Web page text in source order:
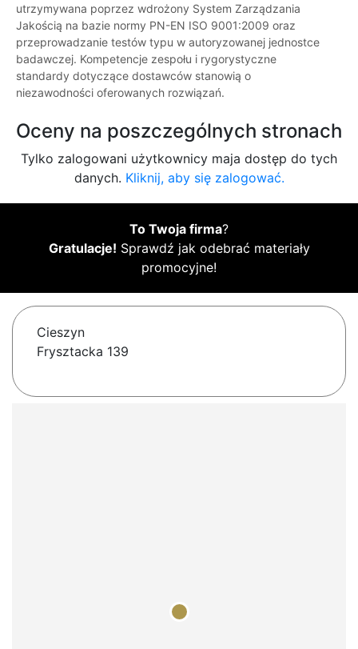
utrzymywana poprzez wdrożony System Zarządzania
Jakością na bazie normy PN-EN ISO 9001:2009 oraz
przeprowadzanie testów typu w autoryzowanej jednostce
badawczej. Kompetencje zespołu i rygorystyczne
standardy dotyczące dostawców stanowią o
niezawodności oferowanych rozwiązań.
Oceny na poszczególnych stronach
Tylko zalogowani użytkownicy maja dostęp do tych
danych. Kliknij, aby się zalogować.
To Twoja firma?
Gratulacje! Sprawdź jak odebrać materiały
promocyjne!
Cieszyn
Frysztacka 139